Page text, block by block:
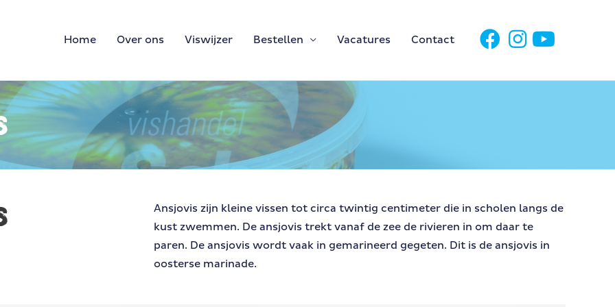
Home Over ons Viswijzer Bestellen Vacatures Contact
Ansjovis zijn kleine vissen tot circa twintig centimeter die in scholen langs de
kust zwemmen. De ansjovis trekt vanaf de zee de rivieren in om daar te
paren. De ansjovis wordt vaak in gemarineerd gegeten. Dit is de ansjovis in
oosterse marinade.